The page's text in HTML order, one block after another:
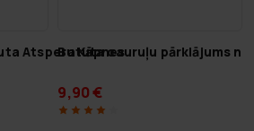
Atsperu Kāpnes
Batuta cauruļu pārklājums
9,90 €